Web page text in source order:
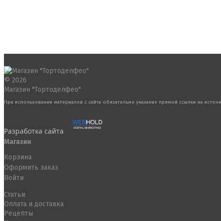
© 2026
Магазин "Тортоделфео"
При использовании материалов с сайта обязательно указание прямой ссылки на
Разработка сайта
Магазин
Корзина
Оформить заказ
Войти
Статьи
Оплата и доставка
Рецепты